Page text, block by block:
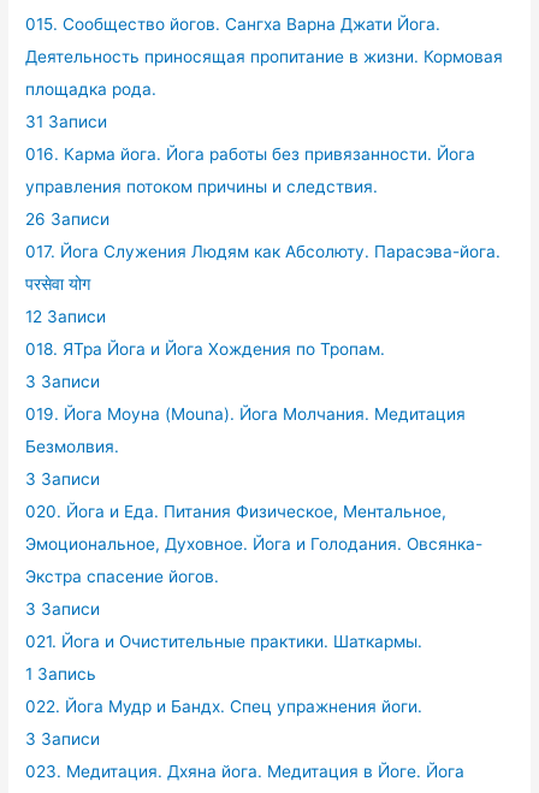
015. Сообщество йогов. Сангха Варна Джати Йога.
Деятельность приносящая пропитание в жизни. Кормовая
площадка рода.
31 Записи
016. Карма йога. Йога работы без привязанности. Йога
управления потоком причины и следствия.
26 Записи
017. Йога Служения Людям как Абсолюту. Парасэва-йога.
परसेवा योग
12 Записи
018. ЯТра Йога и Йога Хождения по Тропам.
3 Записи
019. Йога Моуна (Mouna). Йога Молчания. Медитация
Безмолвия.
3 Записи
020. Йога и Еда. Питания Физическое, Ментальное,
Эмоциональное, Духовное. Йога и Голодания. Овсянка-
Экстра спасение йогов.
3 Записи
021. Йога и Очистительные практики. Шаткармы.
1 Запись
022. Йога Мудр и Бандх. Спец упражнения йоги.
3 Записи
023. Медитация. Дхяна йога. Медитация в Йоге. Йога